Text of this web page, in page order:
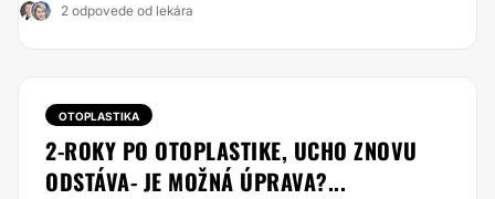
2 odpovede od lekára
OTOPLASTIKA
2-ROKY PO OTOPLASTIKE, UCHO ZNOVU
ODSTÁVA- JE MOŽNÁ ÚPRAVA?...